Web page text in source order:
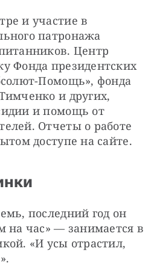
и участие в
патронажа
Центр
Фонда президентских
Помощь», фонда
и других,
и помощь от
Отчеты о работе
доступе на сайте.
последний год он
на час» — занимается в
«И усы отрастил,